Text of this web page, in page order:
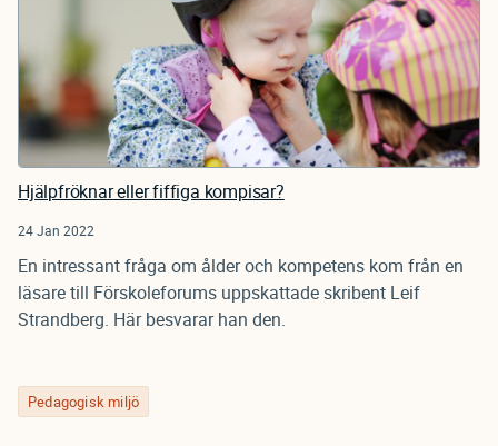
Hjälpfröknar eller fiffiga kompisar?
24 Jan 2022
En intressant fråga om ålder och kompetens kom från en
läsare till Förskoleforums uppskattade skribent Leif
Strandberg. Här besvarar han den.
Pedagogisk miljö